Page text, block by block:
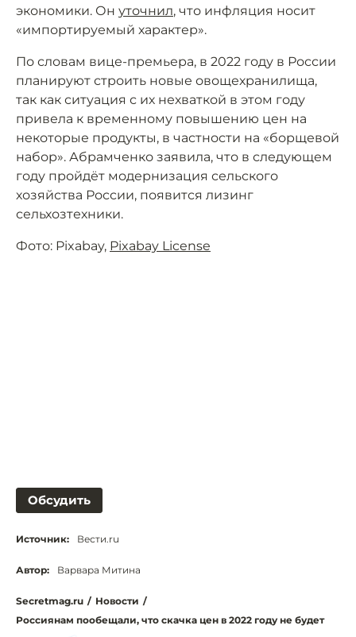
экономики. Он уточнил, что инфляция носит
«импортируемый характер».
По словам вице-премьера, в 2022 году в России
планируют строить новые овощехранилища,
так как ситуация с их нехваткой в этом году
привела к временному повышению цен на
некоторые продукты, в частности на «борщевой
набор». Абрамченко заявила, что в следующем
году пройдёт модернизация сельского
хозяйства России, появится лизинг
сельхозтехники.
Фото: Pixabay, Pixabay License
Обсудить
Источник: Вести.ru
Автор: Варвара Митина
Secretmag.ru / Новости /
Россиянам пообещали, что скачка цен в 2022 году не будет